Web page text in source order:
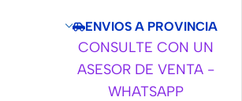
ENVIOS A PROVINCIA
CONSULTE CON UN
ASESOR DE VENTA -
WHATSAPP